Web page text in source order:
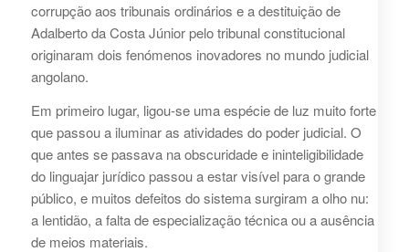
corrupção aos tribunais ordinários e a destituição de
Adalberto da Costa Júnior pelo tribunal constitucional
originaram dois fenómenos inovadores no mundo judicial
angolano.
Em primeiro lugar, ligou-se uma espécie de luz muito forte
que passou a iluminar as atividades do poder judicial. O
que antes se passava na obscuridade e ininteligibilidade
do linguajar jurídico passou a estar visível para o grande
público, e muitos defeitos do sistema surgiram a olho nu:
a lentidão, a falta de especialização técnica ou a ausência
de meios materiais.